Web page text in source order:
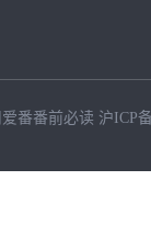
番番前必读 沪ICP